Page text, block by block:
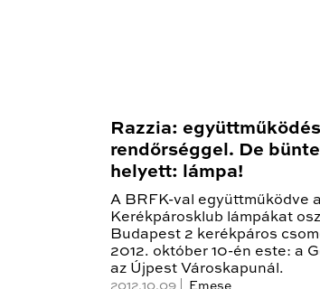
Razzia:
rendőrséggel. De
helyett: lámpa!
A BRFK-val együttműködve a
Kerékpárosklub lámpákat
Budapest 2 kerékpáros
2012. október 10-én este: a
az Újpest Városkapunál.